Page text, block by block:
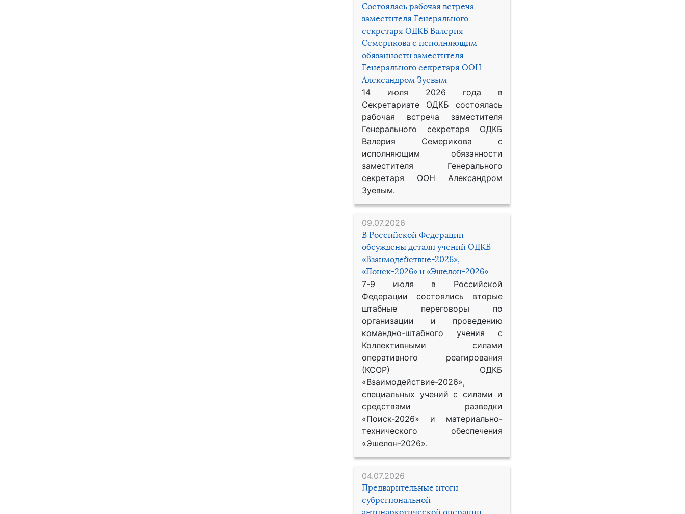
Состоялась рабочая встреча
заместителя Генерального
секретаря ОДКБ Валерия
Семерикова с исполняющим
обязанности заместителя
Генерального секретаря ООН
Александром Зуевым
14 июля 2026 года в
Секретариате ОДКБ состоялась
рабочая встреча заместителя
Генерального секретаря ОДКБ
Валерия Семерикова с
исполняющим обязанности
заместителя Генерального
секретаря ООН Александром
Зуевым.
09.07.2026
В Российской Федерации
обсуждены детали учений ОДКБ
«Взаимодействие-2026»,
«Поиск-2026» и «Эшелон-2026»
7-9 июля в Российской
Федерации состоялись вторые
штабные переговоры по
организации и проведению
командно-штабного учения с
Коллективными силами
оперативного реагирования
(КСОР) ОДКБ
«Взаимодействие-2026»,
специальных учений с силами и
средствами разведки
«Поиск-2026» и материально-
технического обеспечения
«Эшелон-2026».
04.07.2026
Предварительные итоги
субрегиональной